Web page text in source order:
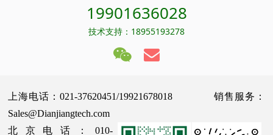
19901636028
技术支持：18955193278
上海电话：021-37620451/19921678018 销售服务：
Sales@Dianjiangtech.com
北京电话：010-